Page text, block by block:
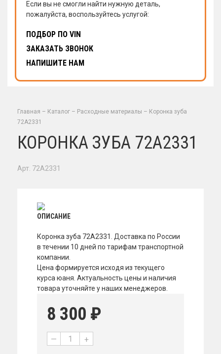
Если вы не смогли найти нужную деталь,
пожалуйста, воспользуйтесь услугой:
ПОДБОР ПО VIN
ЗАКАЗАТЬ ЗВОНОК
НАПИШИТЕ НАМ
Главная – Каталог – Расходные материалы – Коронка зуба
72A2331
КОРОНКА ЗУБА 72A2331
Арт. 72A2331
ОПИСАНИЕ
Коронка зуба 72A2331. Доставка по России
в течении 10 дней по тарифам транспортной
компании.
Цена формируется исходя из текущего
курса юаня. Актуальность цены и наличия
товара уточняйте у наших менеджеров.
8 300 ₽
— +